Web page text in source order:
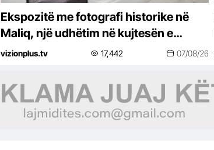
Ekspozitë me fotografi historike në
Maliq, një udhëtim në kujtesën e
Luftës Italo-Greke
vizionplus.tv 17,442 07/08/26